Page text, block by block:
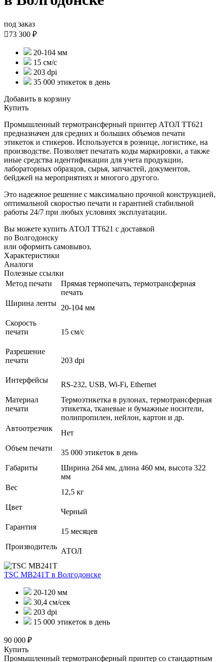
под заказ
73 300 ₽
20-104 мм
15 см/с
203 dpi
35 000 этикеток в день
Добавить в корзину
Купить
Промышленный термотрансферный принтер АТОЛ ТТ621
предназначен для средних и больших объемов печати
этикеток и стикеров. Используется в рознице, логистике, на
производстве. Позволяет печатать коды маркировки, а также
иные средства идентификации для учета продукции,
лабораторных образцов, сырья, запчастей, документов,
бейджей на мероприятиях и многого другого.
Это надежное решение с максимально прочной конструкцией,
оптимальной скоростью печати и гарантией стабильной
работы 24/7 при любых условиях эксплуатации.
Вы можете купить АТОЛ TT621 с доставкой
по Волгодонску
или оформить самовывоз.
Характеристики
Аналоги
Полезные ссылки
Метод печати
Прямая термопечать, термотрансферная
печать
Ширина ленты
20-104 мм
Скорость
печати
15 см/с
Разрешение
печати
203 dpi
Интерфейсы
RS-232, USB, Wi-Fi, Ethernet
Материал
печати
Термоэтикетка в рулонах, термотрансферная
этикетка, тканевые и бумажные носители,
полипропилен, нейлон, картон и др.
Автоотрезчик
Нет
Объем печати
35 000 этикеток в день
Габариты
Ширина 264 мм, длина 460 мм, высота 322
мм
Вес
12,5 кг
Цвет
Черный
Гарантия
15 месяцев
Производитель
АТОЛ
TSC MB241T в Волгодонске
20-120 мм
30,4 см/сек
203 dpi
15 000 этикеток в день
90 000 ₽
Купить
Промышленный термотрансферный принтер со стандартным